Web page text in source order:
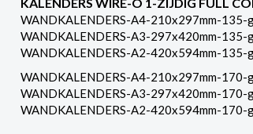
WANDKALENDERS-A4-210x297mm-135-
WANDKALENDERS-A3-297x420mm-135-
WANDKALENDERS-A2-420x594mm-135-
WANDKALENDERS-A4-210x297mm-170-
WANDKALENDERS-A3-297x420mm-170-
WANDKALENDERS-A2-420x594mm-170-